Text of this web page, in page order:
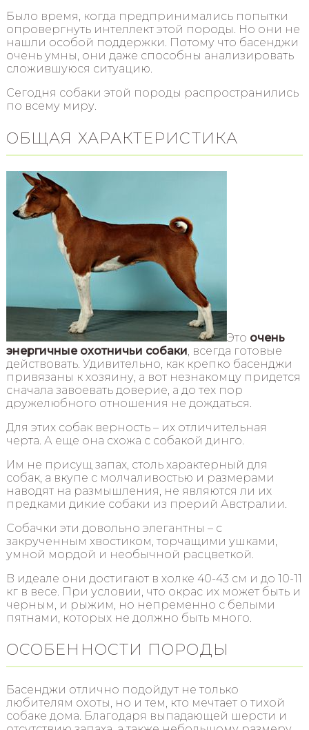
Было время, когда предпринимались попытки
опровергнуть интеллект этой породы. Но они не
нашли особой поддержки. Потому что басенджи
очень умны, они даже способны анализировать
сложившуюся ситуацию.
Сегодня собаки этой породы распространились
по всему миру.
ОБЩАЯ ХАРАКТЕРИСТИКА
Это очень
энергичные охотничьи собаки, всегда готовые
действовать. Удивительно, как крепко басенджи
привязаны к хозяину, а вот незнакомцу придется
сначала завоевать доверие, а до тех пор
дружелюбного отношения не дождаться.
Для этих собак верность – их отличительная
черта. А еще она схожа с собакой динго.
Им не присущ запах, столь характерный для
собак, а вкупе с молчаливостью и размерами
наводят на размышления, не являются ли их
предками дикие собаки из прерий Австралии.
Собачки эти довольно элегантны – с
закрученным хвостиком, торчащими ушками,
умной мордой и необычной расцветкой.
В идеале они достигают в холке 40-43 см и до 10-11
кг в весе. При условии, что окрас их может быть и
черным, и рыжим, но непременно с белыми
пятнами, которых не должно быть много.
ОСОБЕННОСТИ ПОРОДЫ
Басенджи отлично подойдут не только
любителям охоты, но и тем, кто мечтает о тихой
собаке дома. Благодаря выпадающей шерсти и